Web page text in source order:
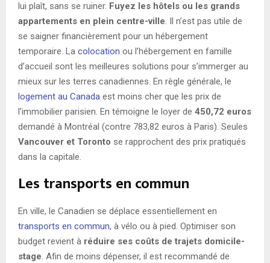
lui plaît, sans se ruiner. Fuyez les hôtels ou les grands
appartements en plein centre-ville. Il n’est pas utile de
se saigner financièrement pour un hébergement
temporaire. La colocation ou l’hébergement en famille
d’accueil sont les meilleures solutions pour s’immerger au
mieux sur les terres canadiennes. En règle générale, le
logement au Canada est moins cher que les prix de
l’immobilier parisien. En témoigne le loyer de 450,72 euros
demandé à Montréal (contre 783,82 euros à Paris). Seules
Vancouver et Toronto se rapprochent des prix pratiqués
dans la capitale.
Les transports en commun
En ville, le Canadien se déplace essentiellement en
transports en commun, à vélo ou à pied. Optimiser son
budget revient à réduire ses coûts de trajets domicile-
stage. Afin de moins dépenser, il est recommandé de